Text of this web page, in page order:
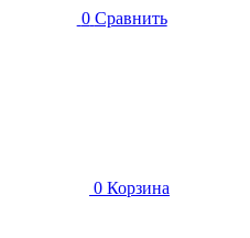
0 Сравнить
0 Корзина